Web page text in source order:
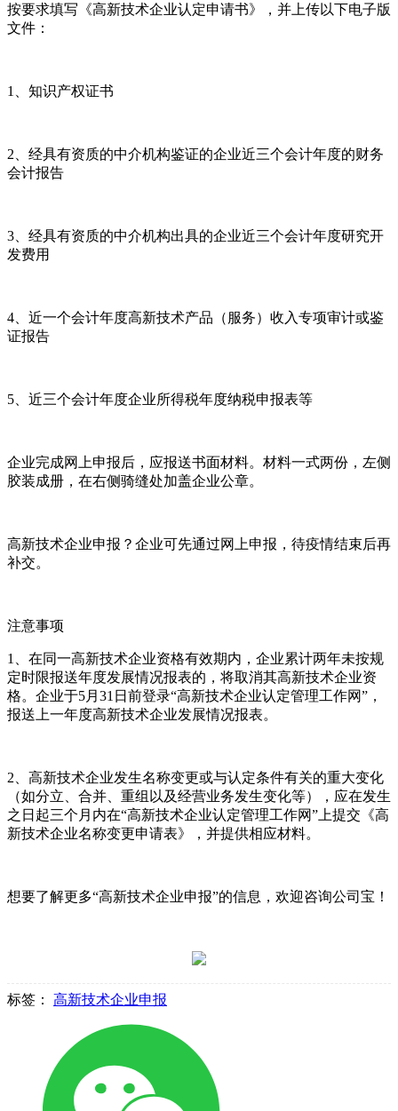
按要求填写《高新技术企业认定申请书》，并上传以下电子版
文件：
1、知识产权证书
2、经具有资质的中介机构鉴证的企业近三个会计年度的财务
会计报告
3、经具有资质的中介机构出具的企业近三个会计年度研究开
发费用
4、近一个会计年度高新技术产品（服务）收入专项审计或鉴
证报告
5、近三个会计年度企业所得税年度纳税申报表等
企业完成网上申报后，应报送书面材料。材料一式两份，左侧
胶装成册，在右侧骑缝处加盖企业公章。
高新技术企业申报？企业可先通过网上申报，待疫情结束后再
补交。
注意事项
1、在同一高新技术企业资格有效期内，企业累计两年未按规
定时限报送年度发展情况报表的，将取消其高新技术企业资
格。企业于5月31日前登录“高新技术企业认定管理工作网”，
报送上一年度高新技术企业发展情况报表。
2、高新技术企业发生名称变更或与认定条件有关的重大变化
（如分立、合并、重组以及经营业务发生变化等），应在发生
之日起三个月内在“高新技术企业认定管理工作网”上提交《高
新技术企业名称变更申请表》，并提供相应材料。
想要了解更多“高新技术企业申报”的信息，欢迎咨询公司宝！
标签： 高新技术企业申报